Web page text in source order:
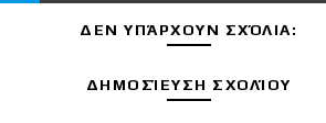
ΔΕΝ ΥΠΆΡΧΟΥΝ ΣΧΌΛΙΑ:
ΔΗΜΟΣΊΕΥΣΗ ΣΧΟΛΊΟΥ